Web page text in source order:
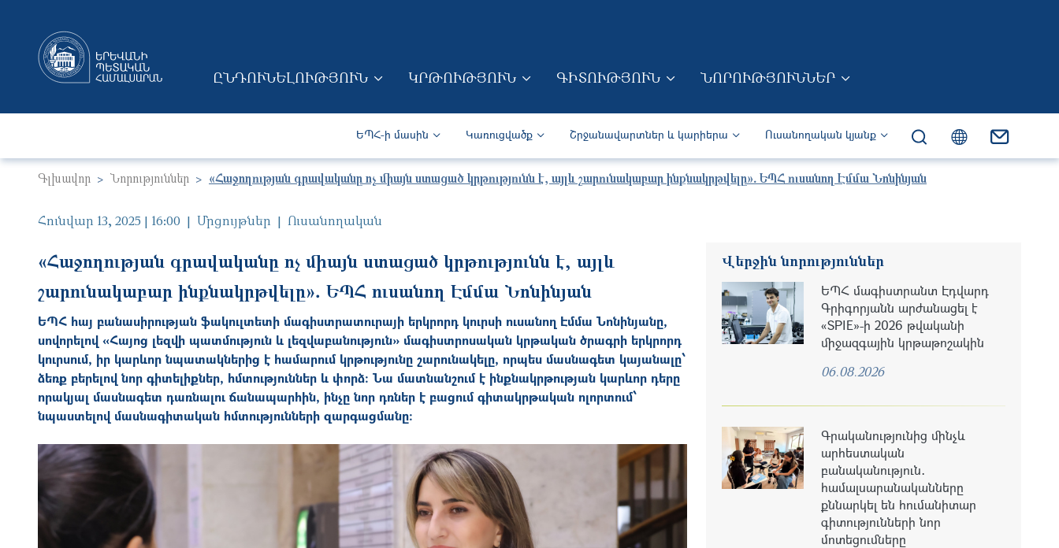
MAIN NAVIGATION (ARM)
ԸՆԴՈՒՆԵԼՈՒԹՅՈՒՆ ԿՐԹՈՒԹՅՈՒՆ ԳԻՏՈՒԹՅՈՒՆ ՆՈՐՈՒԹՅՈՒՆՆԵՐ
Secondary navigation (Arm)
ԵՊՀ-ի մասին Կառուցվածք Շրջանավարտներ և կարիերա Ուսանողական կյանք
Գլխավոր Նորություններ «Հաջողության գրավականը ոչ միայն ստացած կրթությունն է, այլև շարունակաբար ինքնակրթվելը»․ ԵՊՀ ուսանող Էմմա Նոնինյան
Հունվար 13, 2025 | 16:00 Մրցույթներ Ուսանողական
«Հաջողության գրավականը ոչ միայն ստացած կրթությունն է, այլև
շարունակաբար ինքնակրթվելը»․ ԵՊՀ ուսանող Էմմա Նոնինյան
ԵՊՀ հայ բանասիրության ֆակուլտետի մագիստրատուրայի երկրորդ կուրսի ուսանող Էմմա Նոնինյանը,
սովորելով «Հայոց լեզվի պատմություն և լեզվաբանություն» մագիստրոսական կրթական ծրագրի երկրորդ
կուրսում, իր կարևոր նպատակներից է համարում կրթությունը շարունակելը, որպես մասնագետ կայանալը՝
ձեռք բերելով նոր գիտելիքներ, հմտություններ և փորձ։ Նա մատնանշում է ինքնակրթության կարևոր դերը
որակյալ մասնագետ դառնալու ճանապարհին, ինչը նոր դռներ է բացում գիտակրթական ոլորտում՝
նպաստելով մասնագիտական հմտությունների զարգացմանը։
Վերջին նորություններ
ԵՊՀ մագիստրանտ Էդվարդ
Գրիգորյանն արժանացել է
«SPIE»-ի 2026 թվականի
միջազգային կրթաթոշակին
06.08.2026
Գրականությունից մինչև
արհեստական
բանականություն․
համալսարանականները
քննարկել են հումանիտար
գիտությունների նոր
մոտեցումները